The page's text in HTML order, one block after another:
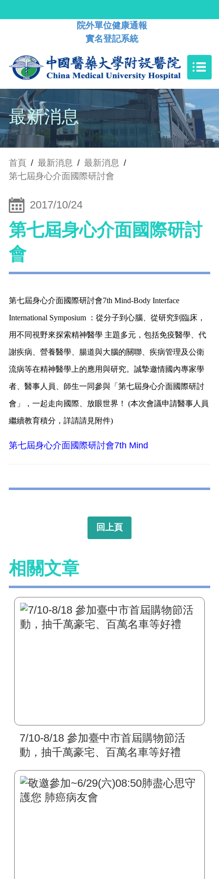
院外單位健康通報
實名登記系統
最新消息
首頁 / 最新消息 / 最新消息 /
第七屆身心介面國際研討會
2017/10/24
第七屆身心介面國際研討
會
第七屆身心介面國際研討會7th Mind-Body Interface
International Symposium ：從分子到心腦、從研究到臨床，
用不同視野來探索精神醫學 主題多元，包括免疫醫學、代
謝疾病、營養醫學、腸道與大腦的關聯、疾病管理及公衛
流病等在精神醫學上的應用與研究。誠摯邀情國內專家學
者、醫事人員、師生一同參與「第七屆身心介面國際研討
會」，一起走向國際、放眼世界！ (本次會議申請醫事人員
繼續教育積分，詳請請見附件)
第七屆身心介面國際研討會7th Mind
回上頁
相關文章
7/10-8/18 參加臺中市首屆購物節活
動，抽千萬豪宅、百萬名車等好禮